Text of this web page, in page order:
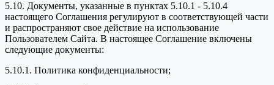
5.10. Документы, указанные в пунктах 5.10.1 - 5.10.4
настоящего Соглашения регулируют в соответствующей части
и распространяют свое действие на использование
Пользователем Сайта. В настоящее Соглашение включены
следующие документы:
5.10.1. Политика конфиденциальности;